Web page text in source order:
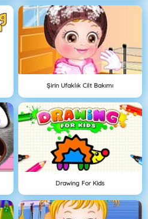
Şirin Ufaklık Cilt Bakımı
Drawing For Kids